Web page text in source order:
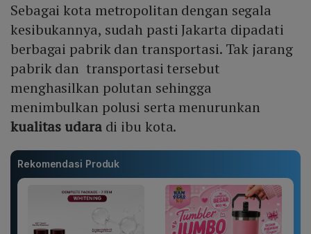
Sebagai kota metropolitan dengan segala
kesibukannya, sudah pasti Jakarta dipadati
berbagai pabrik dan transportasi. Tak jarang
pabrik dan transportasi tersebut
menghasilkan polutan sehingga
menimbulkan polusi serta menurunkan
kualitas udaradi ibu kota.
Rekomendasi Produk